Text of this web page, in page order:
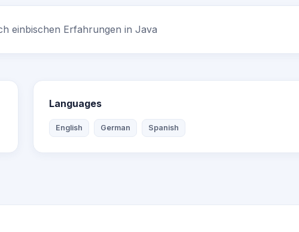
einbischen Erfahrungen in Java
Languages
English German Spanish